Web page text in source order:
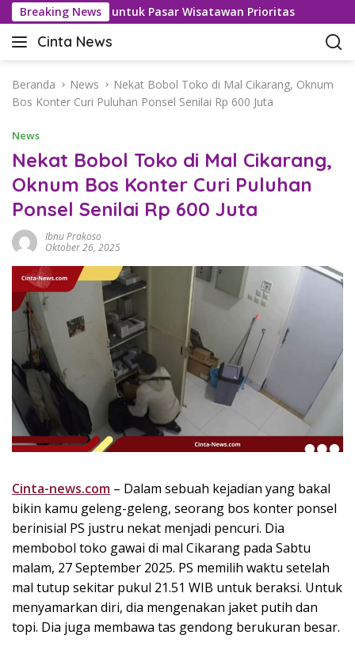
a
Breaking News
Bebas Visa untuk Pasar Wisatawan Prioritas
Cinta News
C
n
t
N
e
w
s
–
a
a
r
e
r
k
i
,
P
n
I
n
s
p
i
Beranda News
Nekat Bobol Toko di Mal Cikarang, Oknum
Bos Konter Curi Puluhan Ponsel Senilai Rp 600 Juta
News
Nekat Bobol Toko di Mal Cikarang,
Oknum Bos Konter Curi Puluhan
Ponsel Senilai Rp 600 Juta
Ibnu Prakoso
Oktober 26, 2025
Cinta-news.com – Dalam sebuah kejadian yang bakal
bikin kamu geleng-geleng, seorang bos konter ponsel
berinisial PS justru nekat menjadi pencuri. Dia
membobol toko gawai di mal Cikarang pada Sabtu
malam, 27 September 2025. PS memilih waktu setelah
mal tutup sekitar pukul 21.51 WIB untuk beraksi. Untuk
menyamarkan diri, dia mengenakan jaket putih dan
topi. Dia juga membawa tas gendong berukuran besar.